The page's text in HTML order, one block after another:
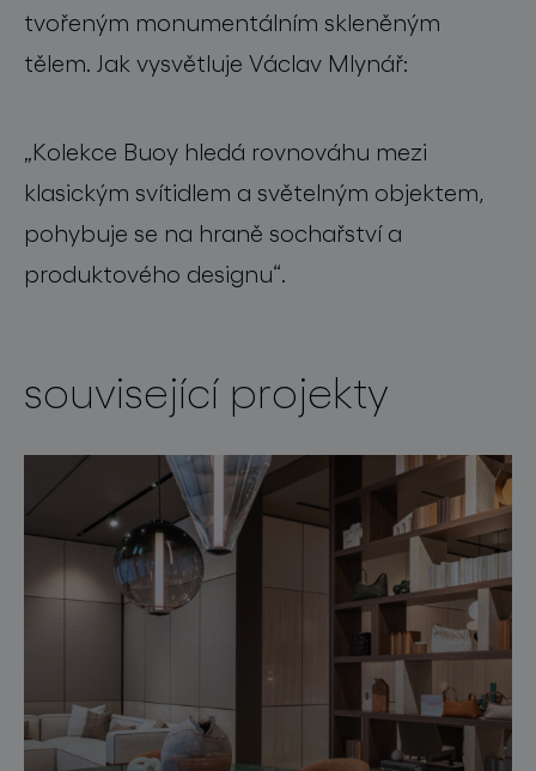
tvořeným monumentálním skleněným
tělem. Jak vysvětluje Václav Mlynář:
„Kolekce Buoy hledá rovnováhu mezi
klasickým svítidlem a světelným objektem,
pohybuje se na hraně sochařství a
produktového designu“.
související projekty